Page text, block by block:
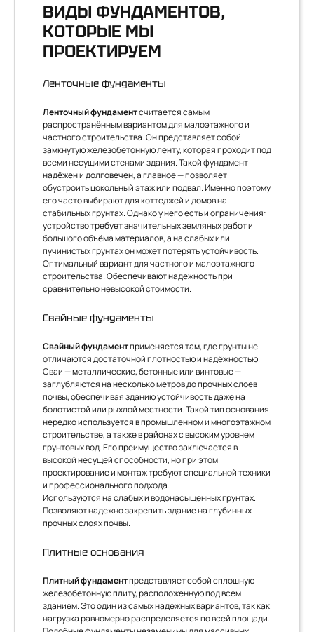
ВИДЫ ФУНДАМЕНТОВ,
КОТОРЫЕ МЫ
ПРОЕКТИРУЕМ
Ленточные фундаменты
Ленточный фундаментсчитается самым
распространённым вариантом для малоэтажного и
частного строительства. Он представляет собой
замкнутую железобетонную ленту, которая проходит под
всеми несущими стенами здания. Такой фундамент
надёжен и долговечен, а главное — позволяет
обустроить цокольный этаж или подвал. Именно поэтому
его часто выбирают для коттеджей и домов на
стабильных грунтах. Однако у него есть и ограничения:
устройство требует значительных земляных работ и
большого объёма материалов, а на слабых или
пучинистых грунтах он может потерять устойчивость.
Оптимальный вариант для частного и малоэтажного
строительства. Обеспечивают надежность при
сравнительно невысокой стоимости.
Свайные фундаменты
Свайный фундаментприменяется там, где грунты не
отличаются достаточной плотностью и надёжностью.
Сваи — металлические, бетонные или винтовые —
заглубляются на несколько метров до прочных слоев
почвы, обеспечивая зданию устойчивость даже на
болотистой или рыхлой местности. Такой тип основания
нередко используется в промышленном и многоэтажном
строительстве, а также в районах с высоким уровнем
грунтовых вод. Его преимущество заключается в
высокой несущей способности, но при этом
проектирование и монтаж требуют специальной техники
и профессионального подхода.
Используются на слабых и водонасыщенных грунтах.
Позволяют надежно закрепить здание на глубинных
прочных слоях почвы.
Плитные основания
Плитный фундаментпредставляет собой сплошную
железобетонную плиту, расположенную под всем
зданием. Это один из самых надежных вариантов, так как
нагрузка равномерно распределяется по всей площади.